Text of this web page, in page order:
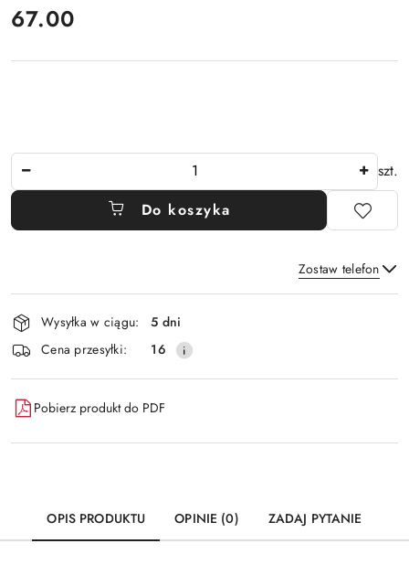
cena:
67.00
szt.
Do koszyka
Zostaw telefon
Wyślij
Dostępność
i
dostawa
Wysyłka w ciągu:
5 dni
Cena przesyłki:
16
Pobierz produkt do PDF
OPIS PRODUKTU OPINIE (0) ZADAJ PYTANIE